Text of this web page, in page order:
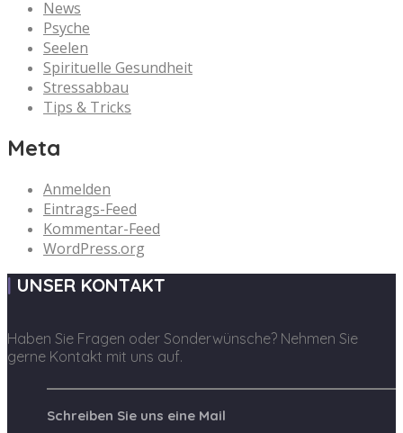
News
Psyche
Seelen
Spirituelle Gesundheit
Stressabbau
Tips & Tricks
Meta
Anmelden
Eintrags-Feed
Kommentar-Feed
WordPress.org
UNSER KONTAKT
Haben Sie Fragen oder Sonderwünsche? Nehmen Sie
gerne Kontakt mit uns auf.
Schreiben Sie uns eine Mail